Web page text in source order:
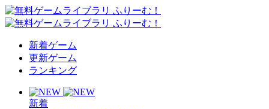
新着ゲーム
更新ゲーム
ランキング
新着